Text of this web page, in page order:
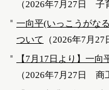
（2026年7月27日 子
一向平(いっこうがな
ついて
（2026年7月27
【7月17日より】一
（2026年7月27日 商